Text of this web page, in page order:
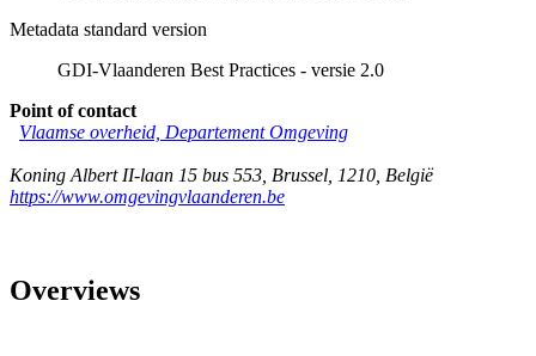
Metadata standard version
GDI-Vlaanderen Best Practices - versie 2.0
Point of contact
Vlaamse overheid, Departement Omgeving
Koning Albert II-laan 15 bus 553 Brussel 1210 België
https://www.omgevingvlaanderen.be
Overviews